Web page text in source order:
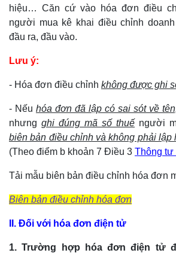
hiệu… Căn cứ vào hóa đơn điều
người mua kê khai điều chỉnh
đầu ra, đầu vào.
Lưu ý:
- Hóa đơn điều chỉnh không được ghi
- Nếu hóa đơn đã lập có sai sót về
nhưng ghi đúng mã số thuế người
biên bản điều chỉnh và không phải lập
(Theo điểm b khoản 7 Điều 3 Thông tư
Tải mẫu biên bản điều chỉnh hóa đơn
Biên bản điều chỉnh hóa đơn
II. Đối với hóa đơn điện tử
1. Trường hợp hóa đơn điện tử